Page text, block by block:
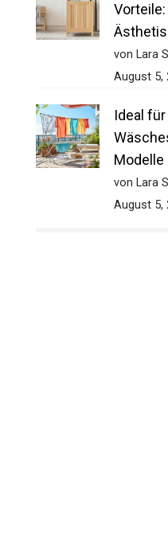
von Lara
August 5,
Ideal
Modelle
von Lara
August 5,